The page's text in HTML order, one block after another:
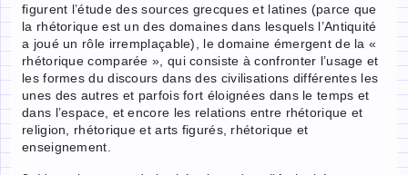
figurent l’étude des sources grecques et latines (parce que
la rhétorique est un des domaines dans lesquels l’Antiquité
a joué un rôle irremplaçable), le domaine émergent de la «
rhétorique comparée », qui consiste à confronter l’usage et
les formes du discours dans des civilisations différentes les
unes des autres et parfois fort éloignées dans le temps et
dans l’espace, et encore les relations entre rhétorique et
religion, rhétorique et arts figurés, rhétorique et
enseignement.